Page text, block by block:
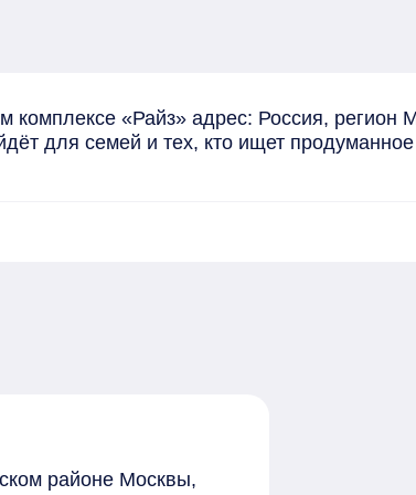
комплексе «Райз» адрес: Россия,
для семей и тех, кто ищет
районе Москвы,